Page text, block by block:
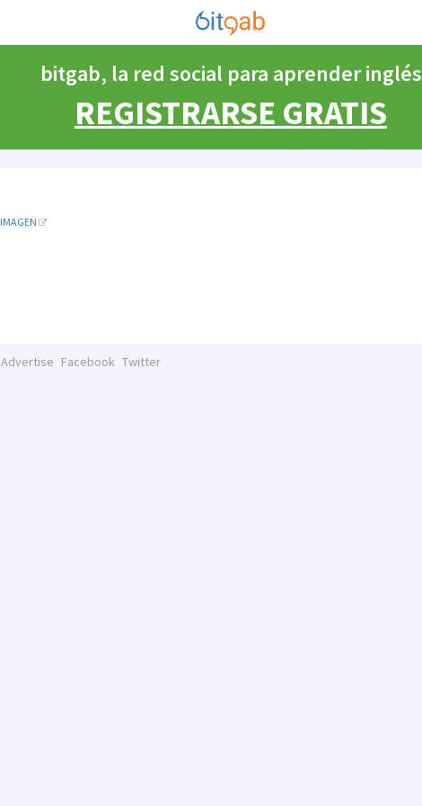
bitgab, la red social para aprender inglés
REGISTRARSE GRATIS
IMAGEN
Advertise Facebook Twitter